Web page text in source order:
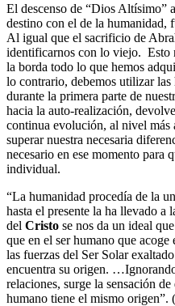
El descenso de “Dios Altísimo”
destino con el de la humanidad,
Al igual que el sacrificio de
identificarnos con lo viejo. Esto
la borda todo lo que hemos
lo contrario, debemos utilizar las
durante la primera parte de
hacia la auto-realización,
continua evolución, al nivel
superar nuestra necesaria
necesario en ese momento para
individual.
“La humanidad procedía de la
hasta el presente la ha llevado
del Cristo se nos da un ideal
que en el ser humano que
las fuerzas del Ser Solar
encuentra su origen.
relaciones, surge la sensación
humano tiene el mismo origen”.